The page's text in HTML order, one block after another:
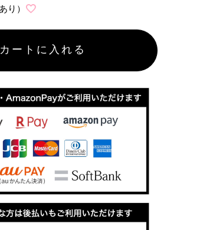
カートに入れる